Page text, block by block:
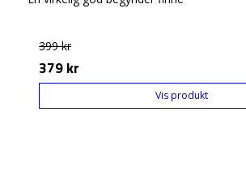
399 kr
379 kr
Vis produkt